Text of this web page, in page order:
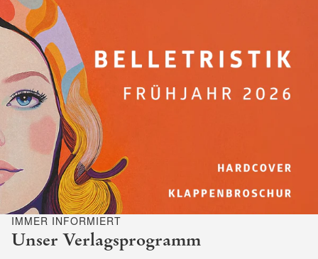
IMMER INFORMIERT
Unser Verlagsprogramm